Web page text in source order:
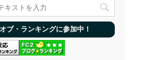
ブ・ランキングに参加中！